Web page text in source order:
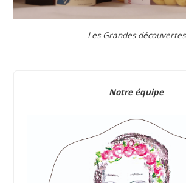
Les Grandes découvertes
Notre équipe